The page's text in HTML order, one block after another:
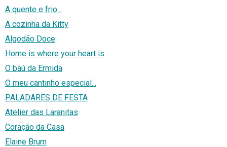
A quente e frio...
A cozinha da Kitty
Algodão Doce
Home is where your heart is
O baú da Ermida
O meu cantinho especial...
PALADARES DE FESTA
Atelier das Laranitas
Coração da Casa
Elaine Brum